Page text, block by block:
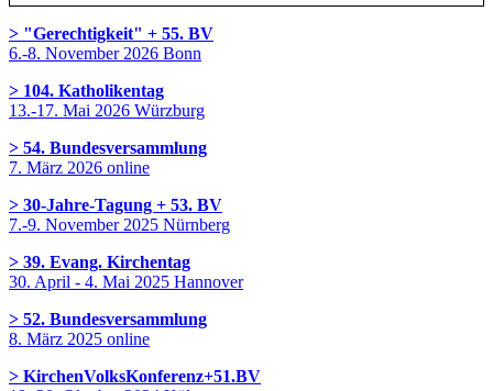
> "Gerechtigkeit" + 55. BV
6.-8. November 2026 Bonn
> 104. Katholikentag
13.-17. Mai 2026 Würzburg
> 54. Bundesversammlung
7. März 2026 online
> 30-Jahre-Tagung + 53. BV
7.-9. November 2025 Nürnberg
> 39. Evang. Kirchentag
30. April - 4. Mai 2025 Hannover
> 52. Bundesversammlung
8. März 2025 online
> KirchenVolksKonferenz+51.BV